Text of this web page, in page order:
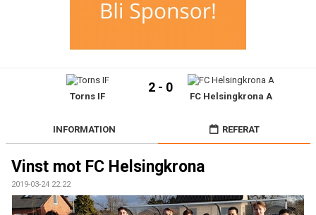
BILDGALLERI
KONTAKT
Torns IF
2 - 0
FC Helsingkrona A
INFORMATION REFERAT
Vinst mot FC Helsingkrona
2019-03-24 22:22